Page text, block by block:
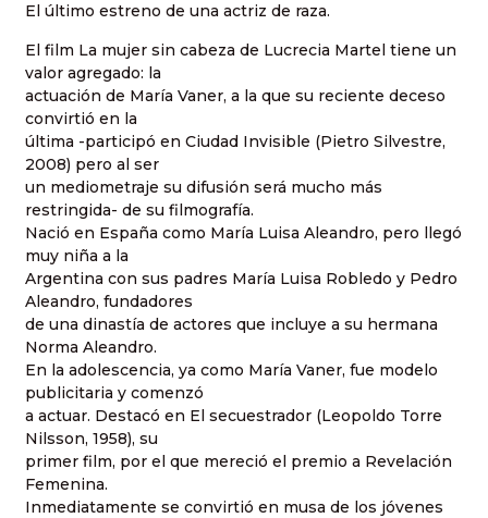
El último estreno de una actriz de raza.
El film La mujer sin cabeza de Lucrecia Martel tiene un
valor agregado: la
actuación de María Vaner, a la que su reciente deceso
convirtió en la
última -participó en Ciudad Invisible (Pietro Silvestre,
2008) pero al ser
un mediometraje su difusión será mucho más
restringida- de su filmografía.
Nació en España como María Luisa Aleandro, pero llegó
muy niña a la
Argentina con sus padres María Luisa Robledo y Pedro
Aleandro, fundadores
de una dinastía de actores que incluye a su hermana
Norma Aleandro.
En la adolescencia, ya como María Vaner, fue modelo
publicitaria y comenzó
a actuar. Destacó en El secuestrador (Leopoldo Torre
Nilsson, 1958), su
primer film, por el que mereció el premio a Revelación
Femenina.
Inmediatamente se convirtió en musa de los jóvenes